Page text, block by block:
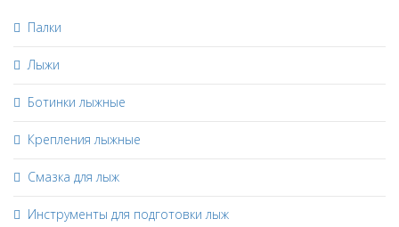
Палки
Лыжи
Ботинки лыжные
Крепления лыжные
Смазка для лыж
Инструменты для подготовки лыж